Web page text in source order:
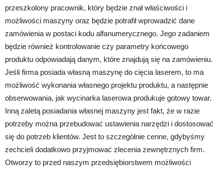
przeszkolony pracownik, który będzie znał właściwości i
możliwości maszyny oraz będzie potrafił wprowadzić dane
zamówienia w postaci kodu alfanumerycznego. Jego zadaniem
będzie również kontrolowanie czy parametry końcowego
produktu odpowiadają danym, które znajdują się na zamówieniu.
Jeśli firma posiada własną maszynę do cięcia laserem, to ma
możliwość wykonania własnego projektu produktu, a następnie
obserwowania, jak wycinarka laserowa produkuje gotowy towar.
Inną zaletą posiadania własnej maszyny jest fakt, że w razie
potrzeby można przebudować ustawienia narzędzi i dostosować
się do potrzeb klientów. Jest to szczególnie cenne, gdybyśmy
zechcieli dodatkowo przyjmować zlecenia zewnętrznych firm.
Otworzy to przed naszym przedsiębiorstwem możliwości